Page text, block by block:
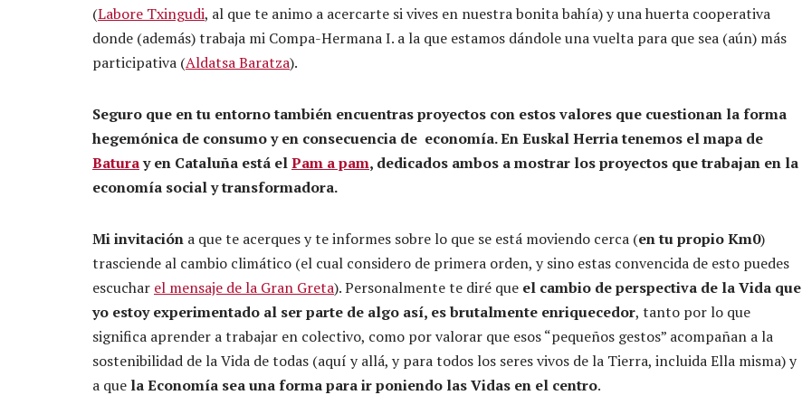
(Labore Txingudi, al que te animo a acercarte si vives en nuestra bonita bahía) y una huerta cooperativa
donde (además) trabaja mi Compa-Hermana I. a la que estamos dándole una vuelta para que sea (aún) más
participativa (Aldatsa Baratza).
Seguro que en tu entorno también encuentras proyectos con estos valores que cuestionan la forma
hegemónica de consumo y en consecuencia de economía. En Euskal Herria tenemos el mapa de
Baturay en Cataluña está elPam a pam, dedicados ambos a mostrar los proyectos que trabajan en la
economía social y transformadora.
Mi invitación a que te acerques y te informes sobre lo que se está moviendo cerca (en tu propio Km0)
trasciende al cambio climático (el cual considero de primera orden, y sino estas convencida de esto puedes
escuchar el mensaje de la Gran Greta). Personalmente te diré que el cambio de perspectiva de la Vida que
yo estoy experimentado al ser parte de algo así, es brutalmente enriquecedor, tanto por lo que
significa aprender a trabajar en colectivo, como por valorar que esos “pequeños gestos” acompañan a la
sostenibilidad de la Vida de todas (aquí y allá, y para todos los seres vivos de la Tierra, incluida Ella misma) y
a que la Economía sea una forma para ir poniendo las Vidas en el centro.